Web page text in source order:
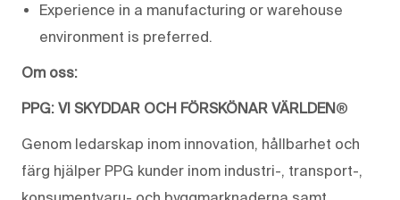
Experience in a manufacturing or warehouse
environment is preferred.
Om oss:
PPG: VI SKYDDAR OCH FÖRSKÖNAR VÄRLDEN®
Genom ledarskap inom innovation, hållbarhet och
färg hjälper PPG kunder inom industri-, transport-,